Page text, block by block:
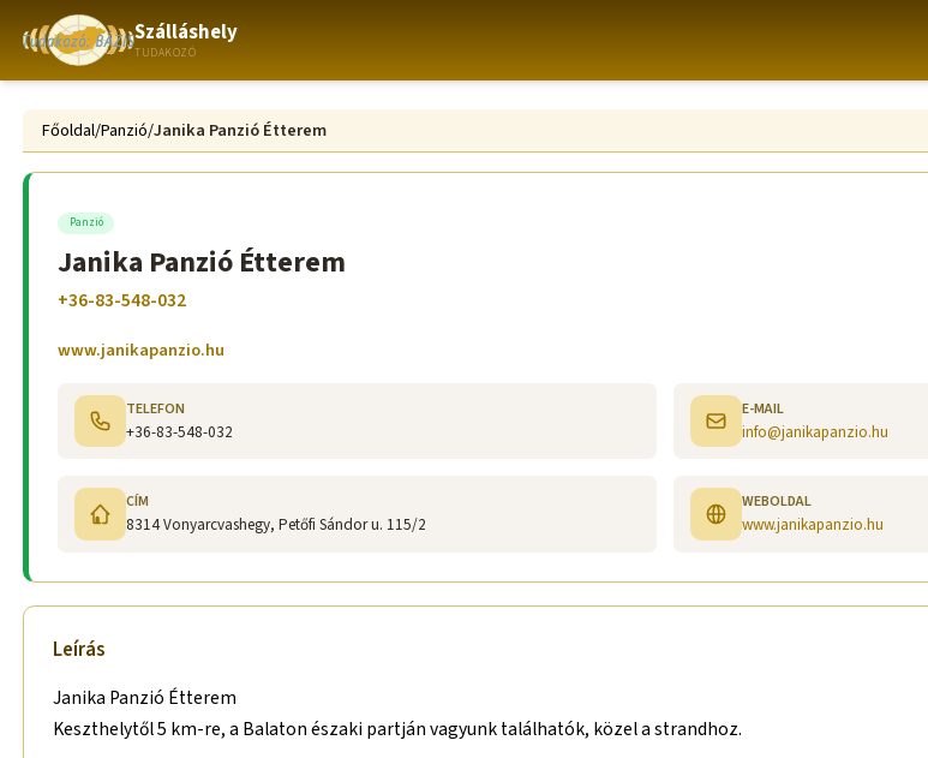
Szálláshely
TUDAKOZÓ
Főoldal/Panzió/Janika Panzió Étterem
Panzió
Janika Panzió Étterem
+36-83-548-032
www.janikapanzio.hu
TELEFON
+36-83-548-032
E-MAIL
info@janikapanzio.hu
CÍM
8314 Vonyarcvashegy, Petőfi Sándor u. 115/2
WEBOLDAL
www.janikapanzio.hu
Leírás
Janika Panzió Étterem
Keszthelytől 5 km-re, a Balaton északi partján vagyunk találhatók, közel a strandhoz.